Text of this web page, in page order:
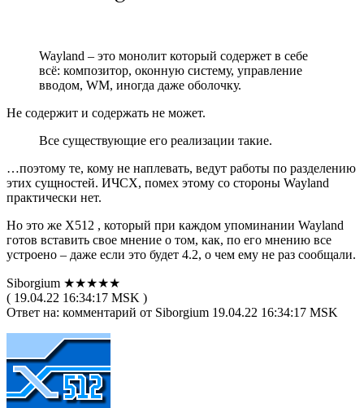
Wayland – это монолит который содержет в себе
всё: композитор, оконную систему, управление
вводом, WM, иногда даже оболочку.
Не содержит и содержать не может.
Все существующие его реализации такие.
…поэтому те, кому не наплевать, ведут работы по разделению
этих сущностей. ИЧСХ, помех этому со стороны Wayland
практически нет.
Но это же X512 , который при каждом упоминании Wayland
готов вставить свое мнение о том, как, по его мнению все
устроено – даже если это будет 4.2, о чем ему не раз сообщали.
Siborgium ★★★★★
( 19.04.22 16:34:17 MSK )
Ответ на: комментарий от Siborgium 19.04.22 16:34:17 MSK